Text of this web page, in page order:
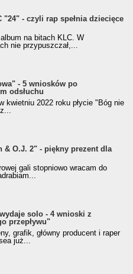
"24" - czyli rap spełnia dziecięce
na bitach KLC. W
nie przypuszczał,...
- 5 wniosków po
odsłuchu
kwietniu 2022 roku płycie "Bóg nie
& O.J. 2" - piękny prezent dla
gali stopniowo wracam do
solo - 4 wnioski z
przepływu"
grafik, główny producent i raper
już...